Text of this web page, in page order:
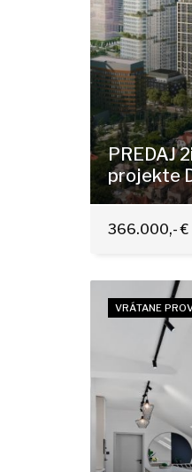
PREDAJ
projekte
Košická,
366.000,- €
VRÁTANE